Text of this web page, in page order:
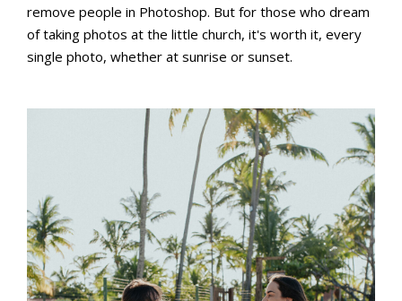
remove people in Photoshop. But for those who dream
of taking photos at the little church, it's worth it, every
single photo, whether at sunrise or sunset.